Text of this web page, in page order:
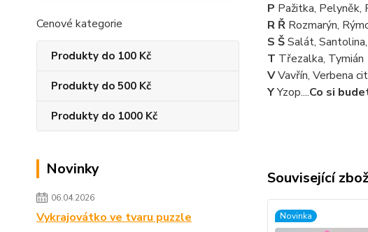
Cenové kategorie
Produkty do 100 Kč
Produkty do 500 Kč
Produkty do 1000 Kč
Novinky
06.04.2026
Vykrajovátko ve tvaru puzzle
P Pažitka,
R Ř Rozmarýn,
S ŠSalát,
T Třezalka, Tymián
VVavřín, Verbena
YYzop....Co si
Související
Novinka